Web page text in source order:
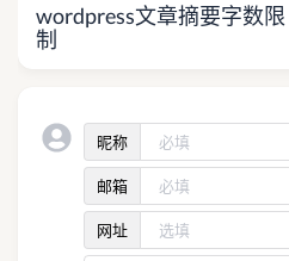
wordpress文章摘要字数限
制
昵称
邮箱
网址